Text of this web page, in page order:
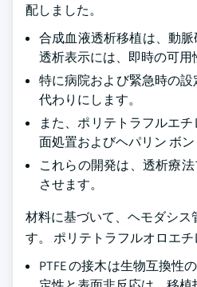
配しました。
合成血液透析移植は、動
透析表示には、即時の可用
特に病院および緊急時の
代わりにします。
また、ポリテトラフルエ
面処置およびヘパリン ボ
これらの開発は、透析療
させます。
材料に基づいて、ヘモダシス
す。 ポリテトラフルオロエチ
PTFE の接木は生物互換性